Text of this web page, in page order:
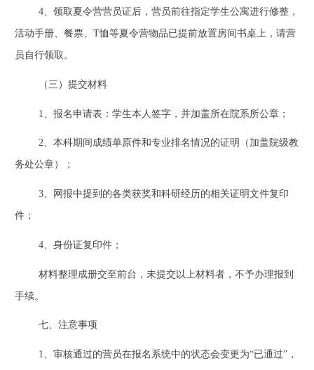
4、领取夏令营营员证后，营员前往指定学生公寓进行修整，
活动手册、餐票、 T恤等夏令营物品已提前放置房间书桌上，请营
员自行领取。
（三）提交材料
1 、报名申请表：学生本人签字，并加盖所在院系所公章；
2、本科期间成绩单原件和专业排名情况的证明（加盖院级教
务处公章）；
3、网报中提到的各类获奖和科研经历的相关证明文件复印
件；
4、身份证复印件；
材料整理成册交至前台，未提交以上材料者，不予办理报到
手续。
七、注意事项
1、审核通过的营员在报名系统中的状态会变更为“已通过”，